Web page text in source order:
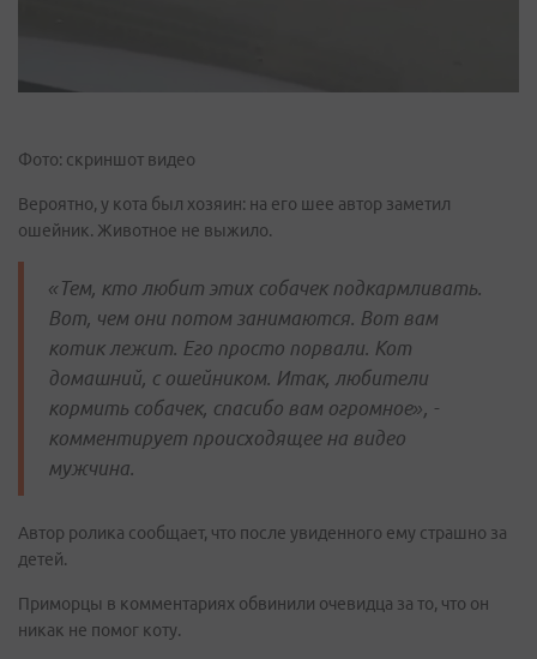
Фото: скриншот видео
Вероятно, у кота был хозяин: на его шее автор заметил
ошейник. Животное не выжило.
«Тем, кто любит этих собачек подкармливать.
Вот, чем они потом занимаются. Вот вам
котик лежит. Его просто порвали. Кот
домашний, с ошейником. Итак, любители
кормить собачек, спасибо вам огромное», -
комментирует происходящее на видео
мужчина.
Автор ролика сообщает, что после увиденного ему страшно за
детей.
Приморцы в комментариях обвинили очевидца за то, что он
никак не помог коту.